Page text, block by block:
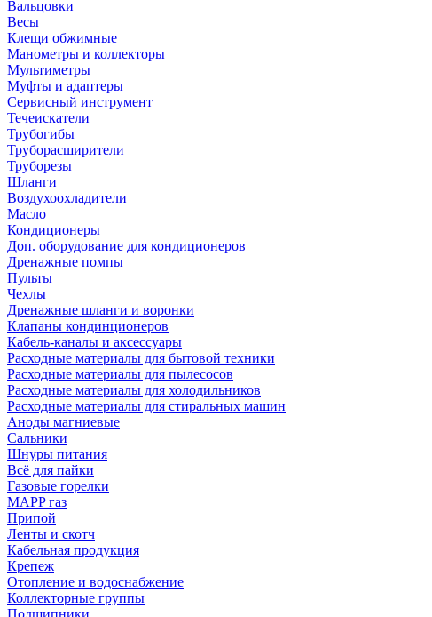
Вальцовки
Весы
Клещи обжимные
Манометры и коллекторы
Мультиметры
Муфты и адаптеры
Сервисный инструмент
Течеискатели
Трубогибы
Труборасширители
Труборезы
Шланги
Воздухоохладители
Масло
Кондиционеры
Доп. оборудование для кондиционеров
Дренажные помпы
Пульты
Чехлы
Дренажные шланги и воронки
Клапаны кондинционеров
Кабель-каналы и аксессуары
Расходные материалы для бытовой техники
Расходные материалы для пылесосов
Расходные материалы для холодильников
Расходные материалы для стиральных машин
Аноды магниевые
Сальники
Шнуры питания
Всё для пайки
Газовые горелки
MAPP газ
Припой
Ленты и скотч
Кабельная продукция
Крепеж
Отопление и водоснабжение
Коллекторные группы
Подшипники